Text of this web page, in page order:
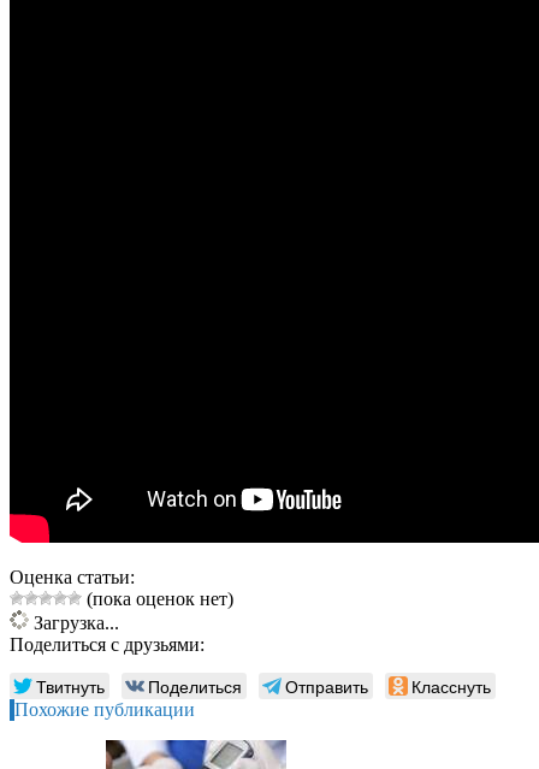
Оценка статьи:
(пока оценок нет)
Загрузка...
Поделиться с друзьями:
Твитнуть Поделиться Отправить Класснуть
Похожие публикации